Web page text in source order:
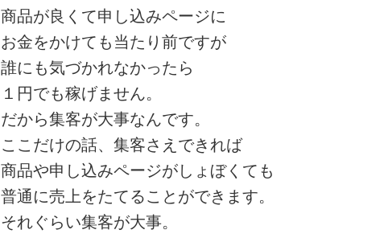
商品が良くて申し込みページに
お金をかけても当たり前ですが
誰にも気づかれなかったら
１円でも稼げません。
だから集客が大事なんです。
ここだけの話、集客さえできれば
商品や申し込みページがしょぼくても
普通に売上をたてることができます。
それぐらい集客が大事。